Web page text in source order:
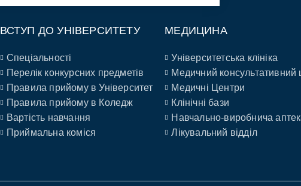
ВСТУП ДО УНІВЕРСИТЕТУ
Спеціальності
Перелік конкурсних предметів
Правила прийому в Університет
Правила прийому в Коледж
Вартість навчання
Приймальна коміся
МЕДИЦИНА
Університетська клініка
Медичний консультативний
Медичні Центри
Клінічні бази
Навчально-виробнича
Лікувальний відділ